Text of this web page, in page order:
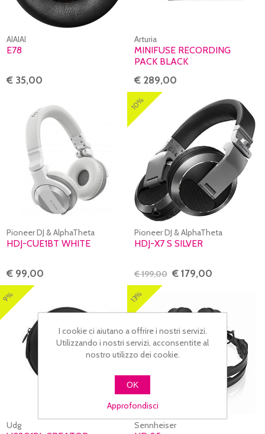
AIAIAI
E78
€ 35,00
Arturia
MINIFUSE RECORDING
PACK BLACK
€ 289,00
Pioneer DJ & AlphaTheta
HDJ-CUE1BT WHITE
€ 99,00
10%
Pioneer DJ & AlphaTheta
HDJ-X7 S SILVER
€ 199,00 € 179,00
9%
Udg
13%
Sennheiser
I cookie ci aiutano a offrire i nostri servizi.
Utilizzando i nostri servizi, acconsentite al
nostro utilizzo dei cookie.
OK
Approfondisci